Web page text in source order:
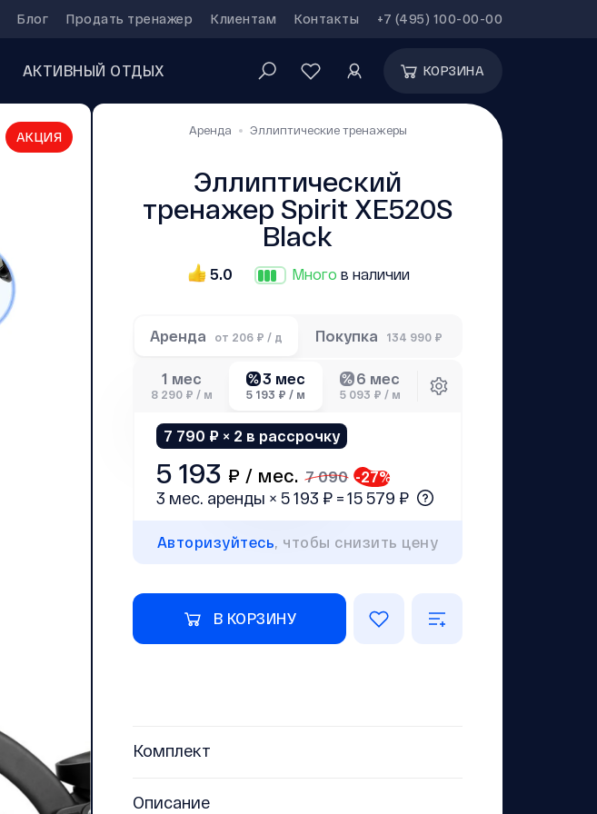
Блог Продать тренажер Клиентам Контакты +7 (495) 100-00-00
АКТИВНЫЙ ОТДЫХ КОРЗИНА
АКЦИЯ Аренда Эллиптические тренажеры
Эллиптический
тренажер Spirit ХЕ520S
Black
5.0 Много в наличии
Аренда от 206 ₽ / д Покупка 134 990 ₽
1 мес
8 290 ₽ / м
3 мес
5 193 ₽ / м
6 мес
5 093 ₽ / м
7 790 ₽ × 2 в рассрочку
5 193 ₽ / мес. 7 090 -27%
3 мес. аренды × 5 193 ₽ = 15 579 ₽
Авторизуйтесь, чтобы снизить цену
В КОРЗИНУ
Комплект
Описание